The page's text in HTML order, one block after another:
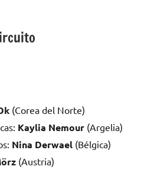
(Corea del Norte)
Kaylia Nemour (Argelia)
Nina Derwael (Bélgica)
(Austria)